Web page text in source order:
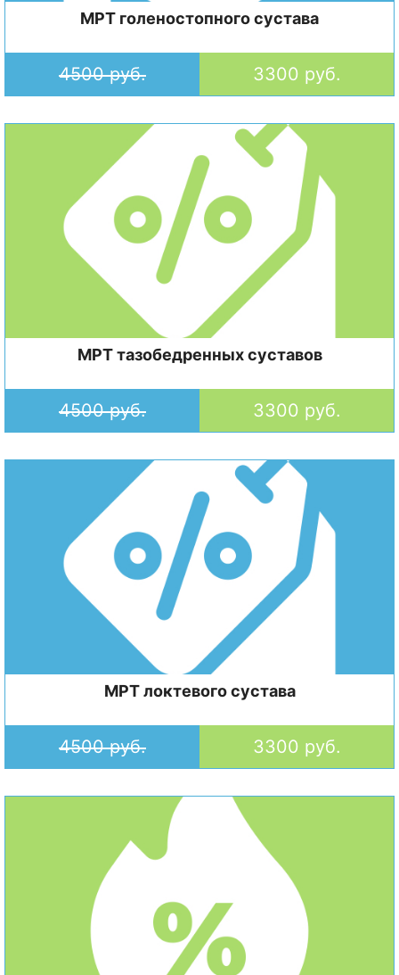
МРТ голеностопного сустава
4500 руб. 3300 руб.
МРТ тазобедренных суставов
4500 руб. 3300 руб.
МРТ локтевого сустава
4500 руб. 3300 руб.